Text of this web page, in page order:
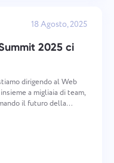
18 Agosto, 2025
2025 ci
dirigendo al Web
a migliaia di team,
il futuro della